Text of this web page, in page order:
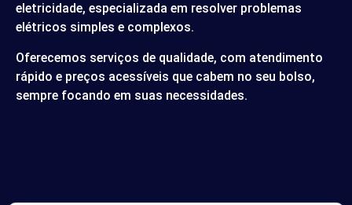
eletricidade, especializada em resolver problemas
elétricos simples e complexos.
Oferecemos serviços de qualidade, com atendimento
rápido e preços acessíveis que cabem no seu bolso,
sempre focando em suas necessidades.